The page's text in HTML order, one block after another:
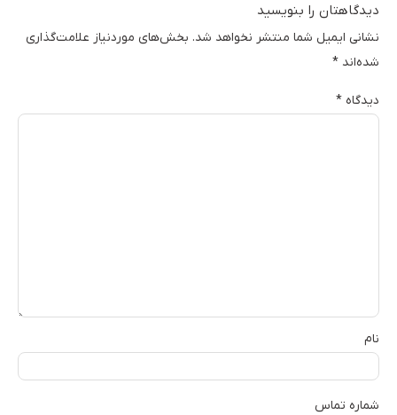
دیدگاهتان را بنویسید
نشانی ایمیل شما منتشر نخواهد شد. بخش‌های موردنیاز علامت‌گذاری
شده‌اند *
دیدگاه *
نام
شماره تماس